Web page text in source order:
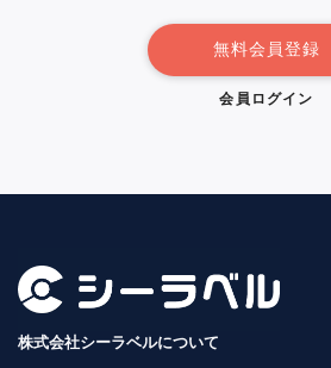
無料会員登録
会員ログイン
株式会社シーラベルについて